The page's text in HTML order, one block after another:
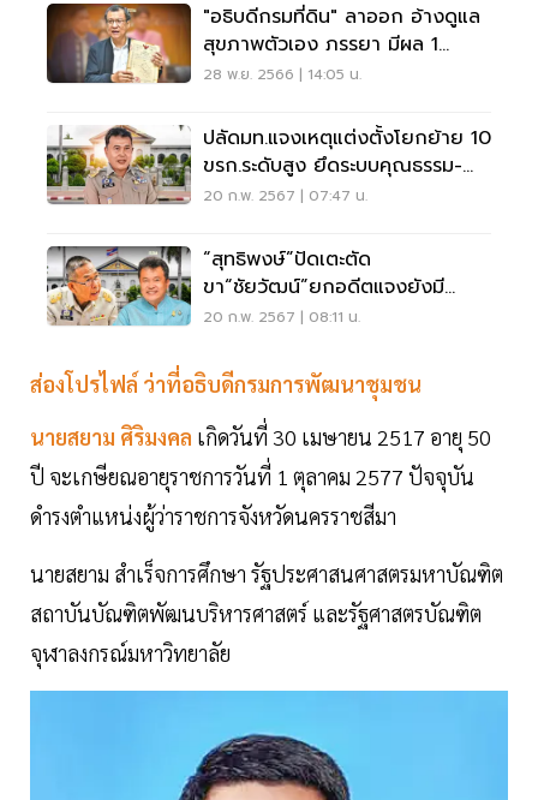
"อธิบดีกรมที่ดิน" ลาออก อ้างดูแล
สุขภาพตัวเอง ภรรยา มีผล 1
ม.ค.67
28 พ.ย. 2566 | 14:05 น.
ปลัดมท.แจงเหตุแต่งตั้งโยกย้าย 10
ขรก.ระดับสูง ยึดระบบคุณธรรม-
ความสามารถ
20 ก.พ. 2567 | 07:47 น.
“สุทธิพงษ์”ปัดเตะตัด
ขา“ชัยวัฒน์”ยกอดีตแจงยังมี
โอกาสลุ้นปลัด มท.
20 ก.พ. 2567 | 08:11 น.
ส่องโปรไฟล์ ว่าที่อธิบดีกรมการพัฒนาชุมชน
นายสยาม ศิริมงคล เกิดวันที่ 30 เมษายน 2517 อายุ 50
ปี จะเกษียณอายุราชการวันที่ 1 ตุลาคม 2577 ปัจจุบัน
ดำรงตำแหน่งผู้ว่าราชการจังหวัดนครราชสีมา
นายสยาม สำเร็จการศึกษา รัฐประศาสนศาสตรมหาบัณฑิต
สถาบันบัณฑิตพัฒนบริหารศาสตร์ และรัฐศาสตรบัณฑิต
จุฬาลงกรณ์มหาวิทยาลัย